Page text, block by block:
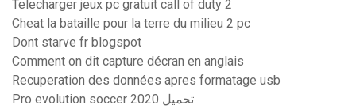
Telecharger jeux pc gratuit call of duty 2
Cheat la bataille pour la terre du milieu 2 pc
Dont starve fr blogspot
Comment on dit capture décran en anglais
Recuperation des données apres formatage usb
Pro evolution soccer 2020 تحميل